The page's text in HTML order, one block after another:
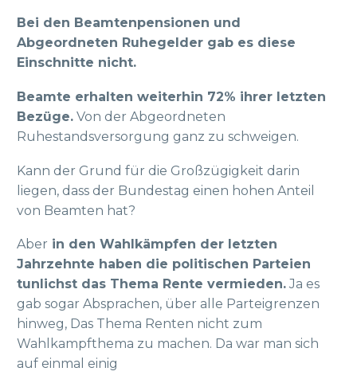
Bei den Beamtenpensionen und
Abgeordneten Ruhegelder gab es diese
Einschnitte nicht.
Beamte erhalten weiterhin 72% ihrer letzten
Bezüge. Von der Abgeordneten
Ruhestandsversorgung ganz zu schweigen.
Kann der Grund für die Großzügigkeit darin
liegen, dass der Bundestag einen hohen Anteil
von Beamten hat?
Aber in den Wahlkämpfen der letzten
Jahrzehnte haben die politischen Parteien
tunlichst das Thema Rente vermieden.Ja es
gab sogar Absprachen, über alle Parteigrenzen
hinweg, Das Thema Renten nicht zum
Wahlkampfthema zu machen. Da war man sich
auf einmal einig